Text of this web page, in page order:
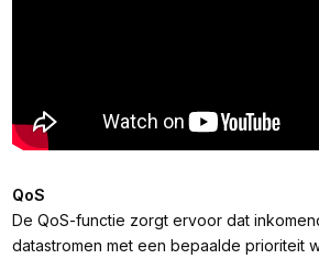
QoS
De QoS-functie zorgt ervoor dat
datastromen met een bepaalde prioriteit